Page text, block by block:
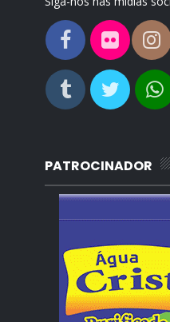
PATROCINADOR